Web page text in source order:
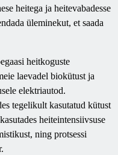
heitega ja heitevabadesse
üleminekut, et saada
heitkoguste
laevadel biokütust ja
elektriautod.
tegelikult kasutatud kütust
heiteintensiivsuse
ning protsessi